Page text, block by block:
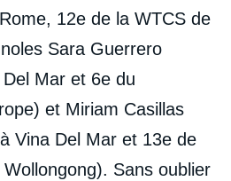
12e de la WTCS de
Sara Guerrero
Mar et 6e du
et Miriam Casillas
Vina Del Mar et 13e de
Sans oublier